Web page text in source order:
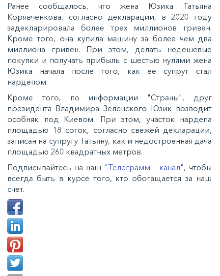
Ранее сообщалось, что
жена Юзика Татьяна
Корявченкова, согласно декларации, в 2020 году
задекларировала более трех миллионов гривен.
Кроме того, она купила машину за более чем два
миллиона гривен. При этом, делать недешевые
покупки и получать прибыль с шестью нулями жена
Юзика начала после того, как ее супруг стал
нардепом.
Кроме того, по информации "Страны", друг
президента Владимира Зеленского Юзик возводит
особняк под Киевом. При этом, участок нардепа
площадью 18 соток, согласно свежей декларации,
записан на супругу Татьяну, как и недостроенная дача
площадью 260 квадратных метров.
Подписывайтесь на наш "Телеграмм - канал", чтобы
всегда быть в курсе того, кто обогащается за наш
счет.